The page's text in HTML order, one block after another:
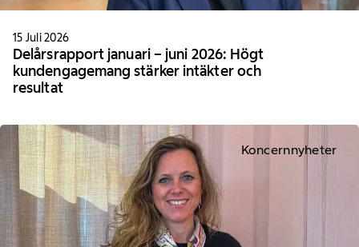
15 Juli 2026
Delårsrapport januari – juni 2026: Högt
kundengagemang stärker intäkter och
resultat
Koncernnyheter